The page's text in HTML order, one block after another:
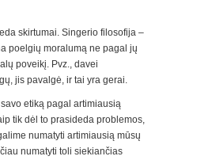
skirtumai. Singerio filosofija –
poelgių moralumą ne pagal jų
poveikį. Pvz., davei
jis pavalgė, ir tai yra gerai.
etiką pagal artimiausią
tik dėl to prasideda problemos,
numatyti artimiausią mūsų
numatyti toli siekiančias